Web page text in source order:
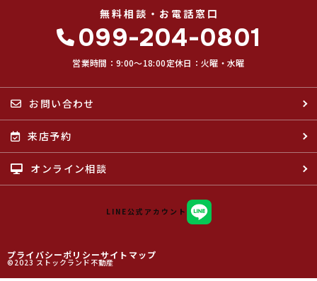
無料相談・お電話窓口
099-204-0801
営業時間：9:00〜18:00定休日：火曜・水曜
お問い合わせ
来店予約
オンライン相談
LINE公式アカウント
プライバシーポリシーサイトマップ
©2023 ストックランド不動産